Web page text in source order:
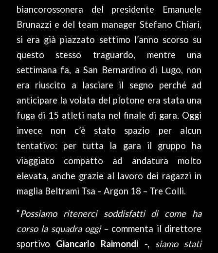
biancorossonera del presidente Emanuele
Brunazzi e del team manager Stefano Chiari,
si era già piazzato settimo l’anno scorso su
questo stesso traguardo, mentre una
settimana fa, a San Bernardino di Lugo, non
era riuscito a lasciare il segno perché ad
anticipare la volata del plotone era stata una
fuga di 15 atleti nata nel finale di gara. Oggi
invece non c’è stato spazio per alcun
tentativo: per tutta la gara il gruppo ha
viaggiato compatto ad andatura molto
elevata, anche grazie al lavoro dei ragazzi in
maglia Beltrami Tsa – Argon 18 – Tre Colli.
“Possiamo ritenerci soddisfatti di come ha
corso la squadra oggi– commenta il direttore
sportivo Giancarlo Raimondi -, siamo stati